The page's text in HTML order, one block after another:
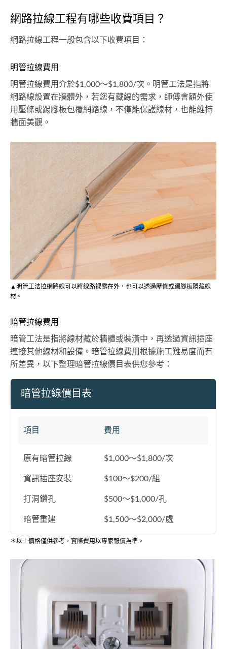
網路拉線工程有哪些收費項目？
網路拉線工程一般包含以下收費項目：
明管拉線費用
明管拉線費用介於$1,000～$1,800/次。明管工法是指將
網路線設置在牆體外，若您有藏線的需求，師傅會額外使
用壓條或踢腳板包覆網路線，不僅能保護線材，也能維持
牆面美觀。
▲明管工法拉網路線可以將線路裸露在外，也可以透過壓條或踢腳板隱藏線
材。
暗管拉線費用
暗管工法是指將線材藏於牆體或裝潢中，再透過資訊插座
連接其他線材和設備。暗管拉線費用根據施工難易度而有
所差異，以下整理暗管拉線價目表供您參考：
暗管拉線價目表
項目 費用
原有暗管拉線 $1,000～$1,800/次
資訊插座安裝 $100～$200/組
打洞鑽孔 $500～$1,000/孔
暗管重建 $1,500～$2,000/處
＊以上價格僅供參考，實際費用以專家報價為準。